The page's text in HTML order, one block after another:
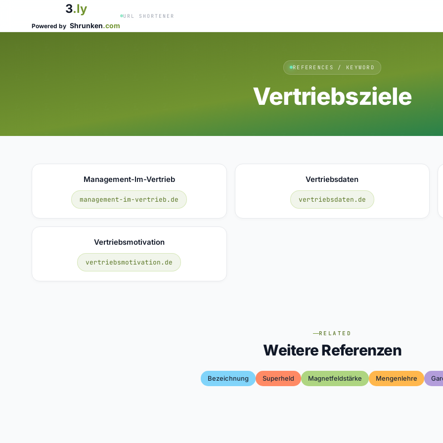
3.ly
Powered by Shrunken.com
URL SHORTENER
REFERENCES / KEYWORD
Vertriebsziele
Management-Im-Vertrieb
management-im-vertrieb.de
Vertriebsdaten
vertriebsdaten.de
Vertriebsmotivation
vertriebsmotivation.de
RELATED
Weitere Referenzen
Bezeichnung Superheld Magnetfeldstärke Mengenlehre